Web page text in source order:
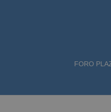
FORO